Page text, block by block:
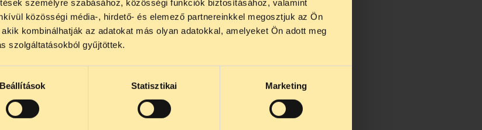
személyre szabásához, közösségi funkciók biztosításához, valamint
közösségi média-, hirdető- és elemező partnereinkkel megosztjuk az Ön
kombinálhatják az adatokat más olyan adatokkal, amelyeket Ön adott meg
szolgáltatásokból gyűjtöttek.
Beállítások Statisztikai Marketing